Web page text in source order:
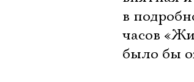
в
часов
было бы